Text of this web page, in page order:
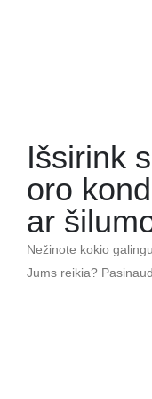
Išsirink
oro
ar
Nežinote kokio
Jums reikia?